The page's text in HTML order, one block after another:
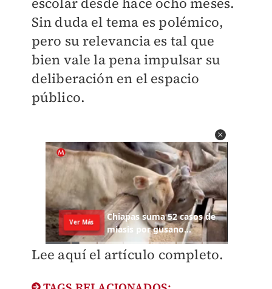
Sin duda el tema es polémico,
pero su relevancia es tal que
bien vale la pena impulsar su
deliberación en el espacio
público.
Lee aquí el artículo completo.